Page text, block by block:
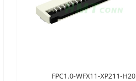
FPC1.0-WFX11-XP211-H20